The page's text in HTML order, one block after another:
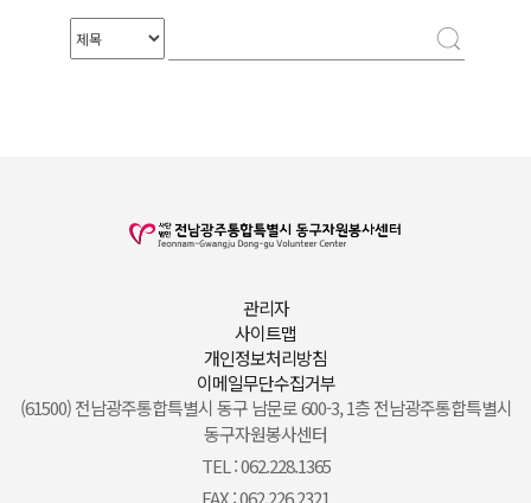
관리자
사이트맵
개인정보처리방침
이메일무단수집거부
(61500) 전남광주통합특별시 동구 남문로 600-3, 1층 전남광주통합특별시
동구자원봉사센터
TEL : 062.228.1365
FAX : 062.226.2321